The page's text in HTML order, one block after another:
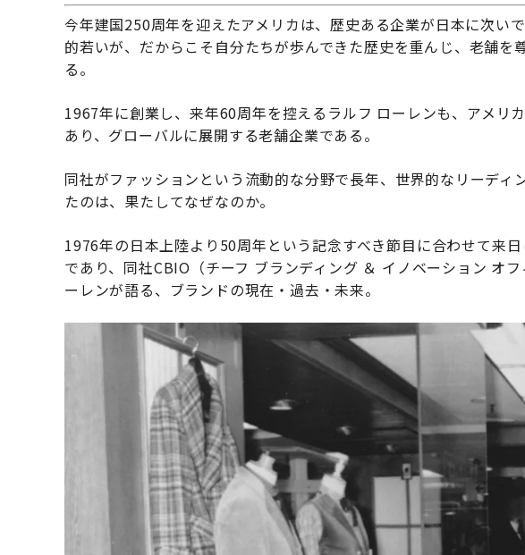
今年建国250周年を迎えたアメリカは、歴史ある企業が日本に次い
的若いが、だからこそ自分たちが歩んできた歴史を重んじ、老舗を
る。
1967年に創業し、来年60周年を控えるラルフ ローレンも、アメリ
あり、グローバルに展開する老舗企業である。
同社がファッションという流動的な分野で長年、世界的なリーディ
たのは、果たしてなぜなのか。
1976年の日本上陸より50周年という記念すべき節目に合わせて来
であり、同社CBIO（チーフ ブランディング ＆ イノベーション オ
ーレンが語る、ブランドの現在・過去・未来。